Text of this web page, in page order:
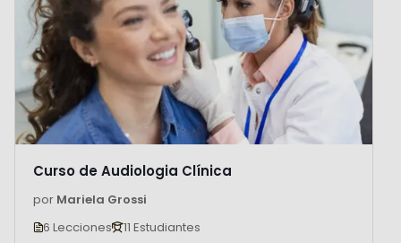
Curso de Audiologia Clínica
por Mariela Grossi
6 Lecciones
11 Estudiantes